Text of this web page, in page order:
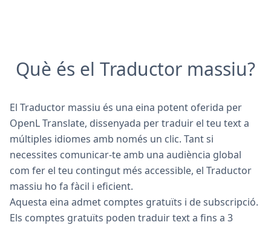
Què és el Traductor massiu?
El Traductor massiu és una eina potent oferida per
OpenL Translate, dissenyada per traduir el teu text a
múltiples idiomes amb només un clic. Tant si
necessites comunicar-te amb una audiència global
com fer el teu contingut més accessible, el Traductor
massiu ho fa fàcil i eficient.
Aquesta eina admet comptes gratuïts i de subscripció.
Els comptes gratuïts poden traduir text a fins a 3